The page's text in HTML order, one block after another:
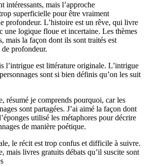
intéressants, mais l’approche
superficielle pour être vraiment
profondeur. L’histoire est un rêve, qui livre
une logique floue et incertaine. Les thèmes
mais la façon dont ils sont traités est
profondeur.
l’intrigue est littérature originale. L’intrigue
sont si bien définis qu’on les suit
résumé je comprends pourquoi, car les
sont partagées. J’ai aimé la façon dont
utilisé les métaphores pour décrire
de manière poétique.
le récit est trop confus et difficile à suivre.
mais livres gratuits débats qu’il suscite sont